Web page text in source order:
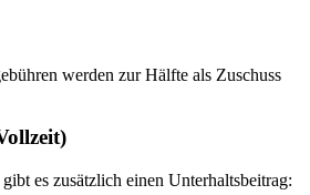
werden zur Hälfte als Zuschuss
es zusätzlich einen Unterhaltsbeitrag: